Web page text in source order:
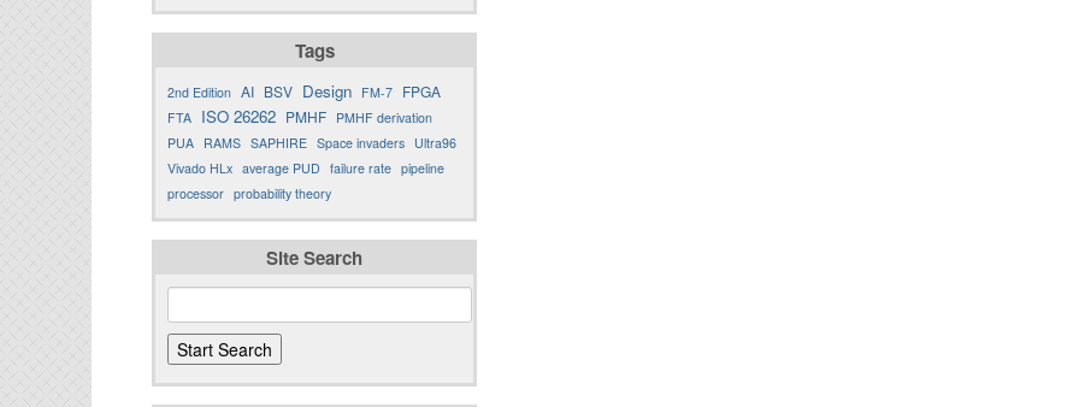
Tags
2nd Edition AI BSV Design FM-7 FPGA
FTA ISO 26262 PMHF PMHF derivation
PUA RAMS SAPHIRE Space invaders Ultra96
Vivado HLx average PUD failure rate pipeline
processor probability theory
Site Search